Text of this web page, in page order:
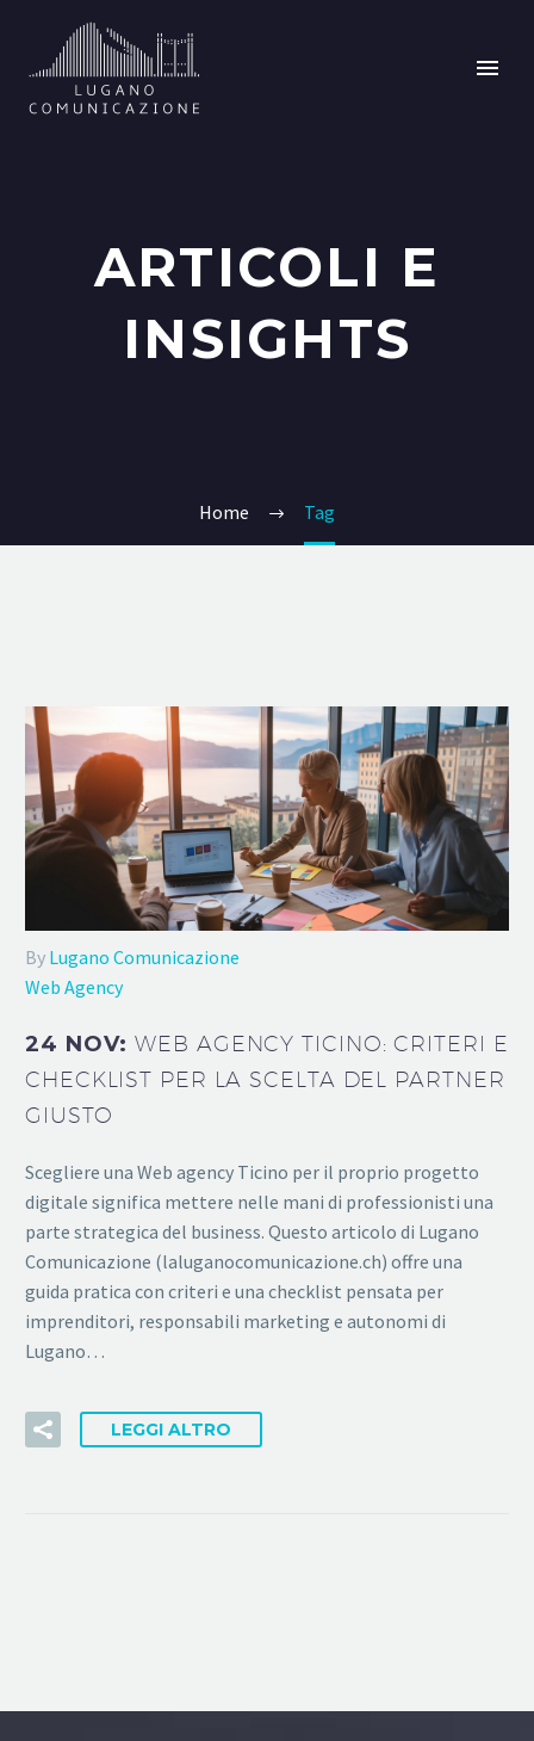
ARTICOLI E
INSIGHTS
Home Tag
By Lugano Comunicazione
Web Agency
24 NOV:WEB AGENCY TICINO: CRITERI E
CHECKLIST PER LA SCELTA DEL PARTNER
GIUSTO
Scegliere una Web agency Ticino per il proprio progetto
digitale significa mettere nelle mani di professionisti una
parte strategica del business. Questo articolo di Lugano
Comunicazione (laluganocomunicazione.ch) offre una
guida pratica con criteri e una checklist pensata per
imprenditori, responsabili marketing e autonomi di
Lugano…
LEGGI ALTRO